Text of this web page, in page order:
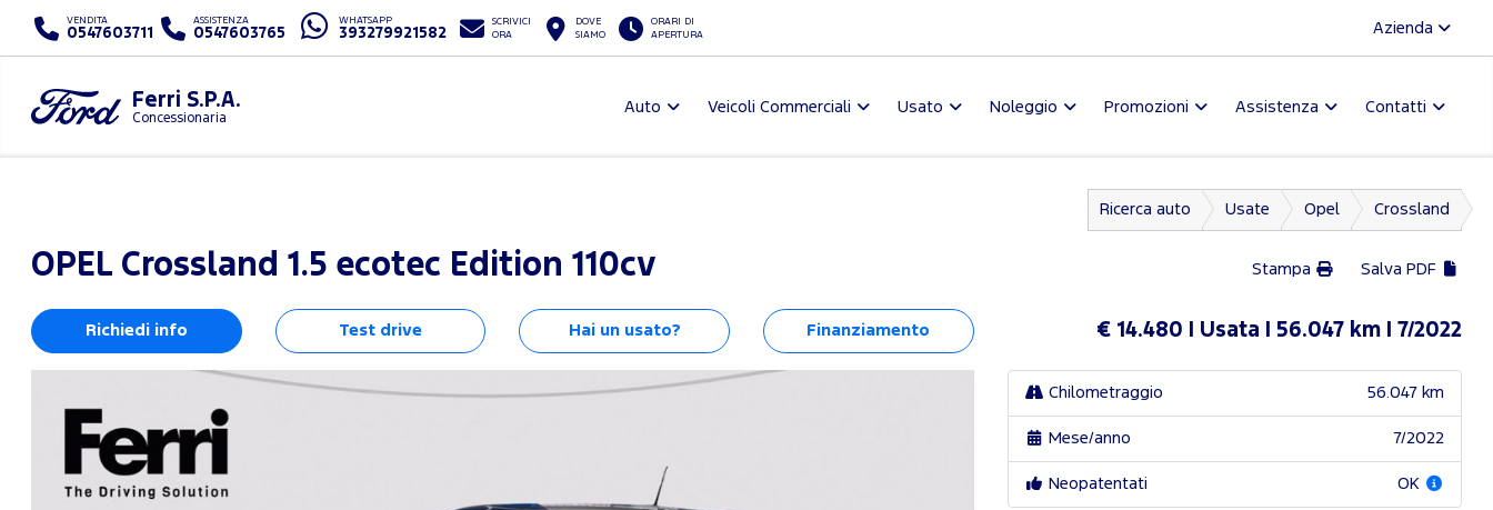
VENDITA
0547603711
ASSISTENZA
0547603765
WHATSAPP
393279921582
SCRIVICI
ORA
DOVE
SIAMO
ORARI DI
APERTURA
Azienda
Ferri S.P.A.
Concessionaria
Auto Veicoli Commerciali Usato Noleggio Promozioni Assistenza Contatti
Ricerca auto Usate Opel Crossland
OPEL Crossland 1.5 ecotec Edition 110cv Stampa Salva PDF
Richiedi info Test drive Hai un usato? Finanziamento € 14.480 Usata 56.047 km 7/2022
Chilometraggio 56.047 km
Mese/anno 7/2022
Neopatentati OK